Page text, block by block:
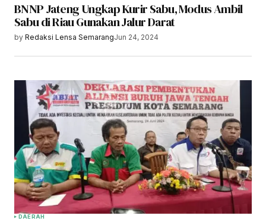
BNNP Jateng Ungkap Kurir Sabu, Modus Ambil
Sabu di Riau Gunakan Jalur Darat
by Redaksi Lensa SemarangJun 24, 2024
DAERAH